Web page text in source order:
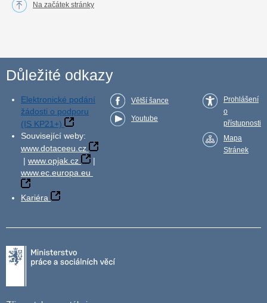
Na začátek stránky
Důležité odkazy
Elektronické podání
žádosti o podporu
(IS KP21+)
Související weby:
www.dotaceeu.cz
| www.opjak.cz
|
www.ec.europa.eu
Kariéra
Větší šance
Youtube
Prohlášení
o
přístupnosti
Mapa
Stránek